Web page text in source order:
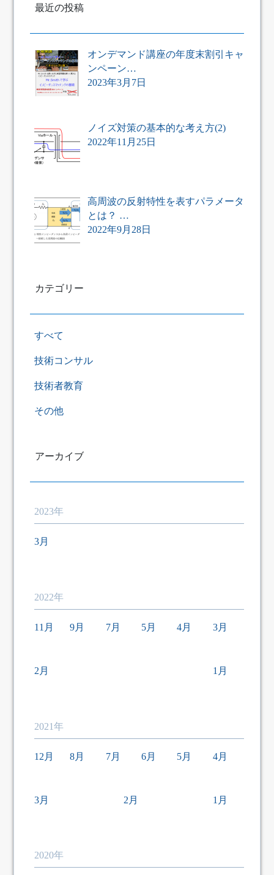
最近の投稿
オンデマンド講座の年度末割引キャ
ンペーン…
2023年3月7日
ノイズ対策の基本的な考え方(2)
2022年11月25日
高周波の反射特性を表すパラメータ
とは？ …
2022年9月28日
カテゴリー
すべて
技術コンサル
技術者教育
その他
アーカイブ
2023年
3月
2022年
11月 9月 7月 5月 4月 3月
2月 1月
2021年
12月 8月 7月 6月 5月 4月
3月 2月 1月
2020年